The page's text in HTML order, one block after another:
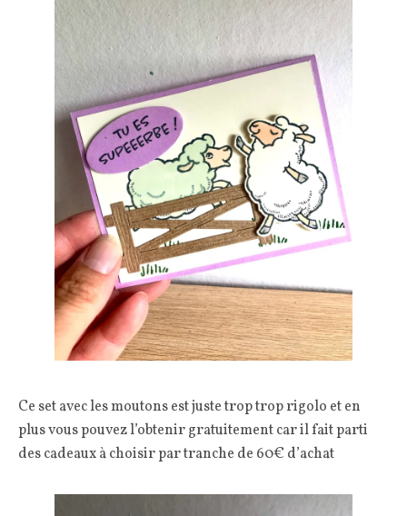
Ce set avec les moutons est juste trop trop rigolo et en
plus vous pouvez l’obtenir gratuitement car il fait parti
des cadeaux à choisir par tranche de 60€ d’achat